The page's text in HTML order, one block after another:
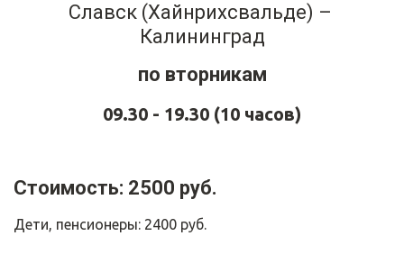
Славск (Хайнрихсвальде) –
Калининград
по вторникам
09.30 - 19.30 (10 часов)
Стоимость: 2500 руб.
Дети, пенсионеры: 2400 руб.